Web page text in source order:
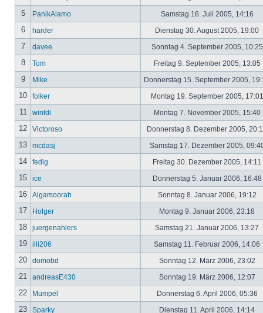
5 PanikAlamo Samstag 16. Juli 2005, 14:16
6 harder Dienstag 30. August 2005, 19:00
7 davee Sonntag 4. September 2005,
8 Tom Freitag 9. September 2005, 13:05
9 Mike Donnerstag 15. September 2005,
10 folker Montag 19. September 2005,
11 wintdi Montag 7. November 2005, 15:40
12 Victoroso Donnerstag 8. Dezember 2005,
13 mcdasj Samstag 17. Dezember 2005,
14 fedig Freitag 30. Dezember 2005, 14:11
15 ice Donnerstag 5. Januar 2006, 16:48
16 Algamoorah Sonntag 8. Januar 2006, 19:12
17 Holger Montag 9. Januar 2006, 23:18
18 juergenahlers Samstag 21. Januar 2006, 13:27
19 illi206 Samstag 11. Februar 2006, 14:06
20 domobd Sonntag 12. März 2006, 23:02
21 andreasE430 Sonntag 19. März 2006, 12:07
22 Mumpel Donnerstag 6. April 2006, 05:36
23 Sparky Dienstag 11. April 2006, 14:14